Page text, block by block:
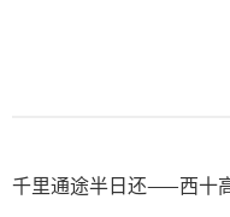
千里通途半日还——西十